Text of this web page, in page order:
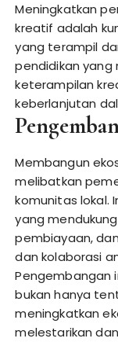
Meningkatkan
kreatif adalah
yang terampil
pendidikan
keterampilan
keberlanjutan
Membangun
melibatkan
komunitas lokal.
yang
pembiayaan,
dan kolaborasi
Pengembangan
bukan hanya
meningkatkan
melestarikan